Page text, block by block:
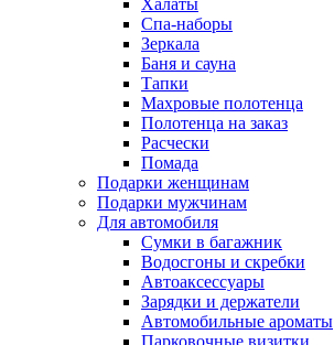
Халаты
Спа-наборы
Зеркала
Баня и сауна
Тапки
Махровые полотенца
Полотенца на заказ
Расчески
Помада
Подарки женщинам
Подарки мужчинам
Для автомобиля
Сумки в багажник
Водосгоны и скребки
Автоаксессуары
Зарядки и держатели
Автомобильные ароматы
Парковочные визитки